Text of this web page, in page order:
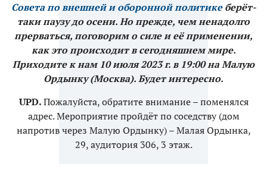
Совета по внешней и оборонной политикеберёт-
таки паузу до осени. Но прежде, чем ненадолго
прерваться, поговорим о силе и её применении,
как это происходит в сегодняшнем мире.
Приходите к нам 10 июля 2023 г. в 19:00 на Малую
Ордынку (Москва). Будет интересно.
UPD.Пожалуйста, обратите внимание – поменялся
адрес. Мероприятие пройдёт по соседству (дом
напротив через Малую Ордынку) – Малая Ордынка,
29, аудитория 306, 3 этаж.